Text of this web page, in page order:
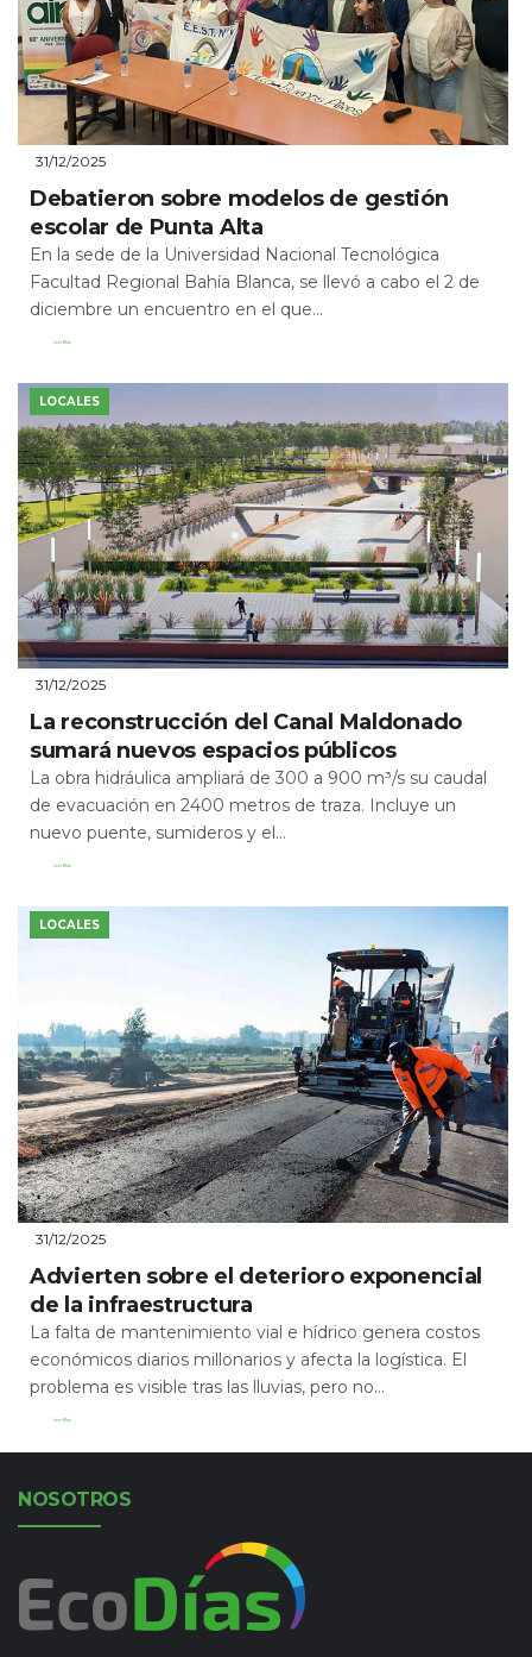
31/12/2025
Debatieron sobre modelos de gestión
escolar de Punta Alta
En la sede de la Universidad Nacional Tecnológica
Facultad Regional Bahía Blanca, se llevó a cabo el 2 de
diciembre un encuentro en el que...
Leer Más
LOCALES
31/12/2025
La reconstrucción del Canal Maldonado
sumará nuevos espacios públicos
La obra hidráulica ampliará de 300 a 900 m³/s su caudal
de evacuación en 2400 metros de traza. Incluye un
nuevo puente, sumideros y el...
Leer Más
LOCALES
31/12/2025
Advierten sobre el deterioro exponencial
de la infraestructura
La falta de mantenimiento vial e hídrico genera costos
económicos diarios millonarios y afecta la logística. El
problema es visible tras las lluvias, pero no...
Leer Más
NOSOTROS